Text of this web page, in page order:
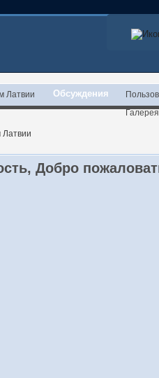
Латвии Обсуждения
Галерея
Латвии
Добро